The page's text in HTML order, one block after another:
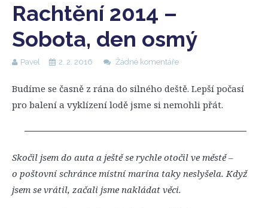
Rachtění 2014 –
Sobota, den osmý
Pavel 2. 2. 2016 Žádné komentáře
Budíme se časně z rána do silného deště. Lepší počasí
pro balení a vyklízení lodě jsme si nemohli přát.
Skočil jsem do auta a ještě se rychle otočil ve městě –
o poštovní schránce místní marína taky neslyšela. Když
jsem se vrátil, začali jsme nakládat věci.